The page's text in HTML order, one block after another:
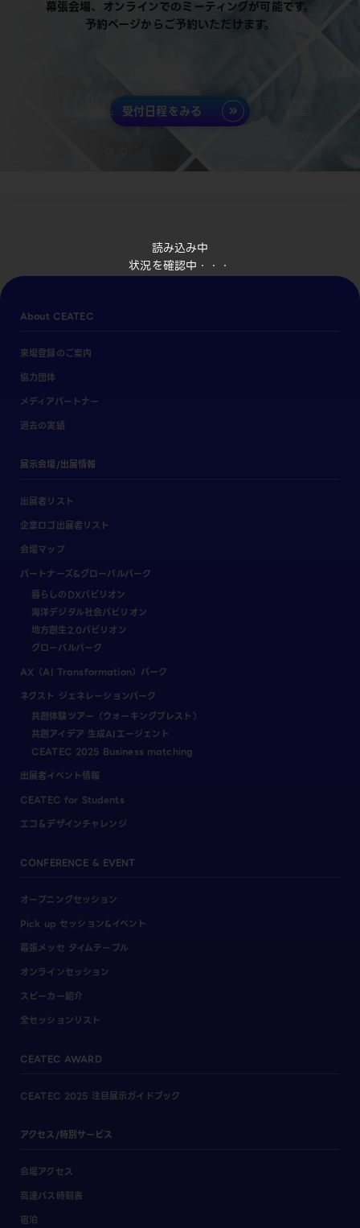
読み込み中
状況を確認中・・・
幕張会場、オンラインでのミーティングが可能です。
予約ページからご予約いただけます。
受付日程をみる
About CEATEC
来場登録のご案内
協力団体
メディアパートナー
過去の実績
展示会場/出展情報
出展者リスト
企業ロゴ出展者リスト
会場マップ
パートナーズ&グローバルパーク
暮らしのDXパビリオン
海洋デジタル社会パビリオン
地方創生2.0パビリオン
グローバルパーク
AX（AI Transformation）パーク
ネクスト ジェネレーションパーク
共創体験ツアー（ウォーキングブレスト）
共創アイデア 生成AIエージェント
CEATEC 2025 Business matching
出展者イベント情報
CEATEC for Students
エコ＆デザインチャレンジ
CONFERENCE & EVENT
オープニングセッション
Pick up セッション&イベント
幕張メッセ タイムテーブル
オンラインセッション
スピーカー紹介
全セッションリスト
CEATEC AWARD
CEATEC 2025 注目展示ガイドブック
アクセス/特別サービス
会場アクセス
高速バス時刻表
宿泊